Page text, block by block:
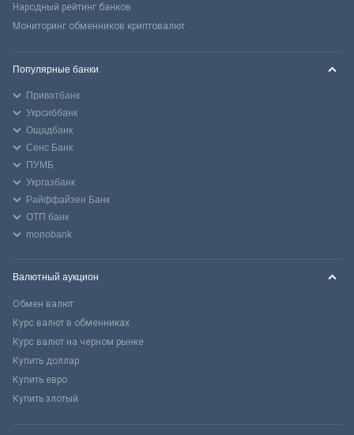
Народный рейтинг банков
Мониторинг обменников криптовалют
Популярные банки
Приватбанк
Укрсиббанк
Ощадбанк
Сенс Банк
ПУМБ
Укргазбанк
Райффайзен Банк
ОТП банк
monobank
Валютный аукцион
Обмен валют
Курс валют в обменниках
Курс валют на черном рынке
Купить доллар
Купить евро
Купить злотый